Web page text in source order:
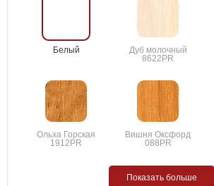
Белый
Дуб молочный
8622PR
Ольха Горская
1912PR
Вишня Оксфорд
088PR
Показать больше